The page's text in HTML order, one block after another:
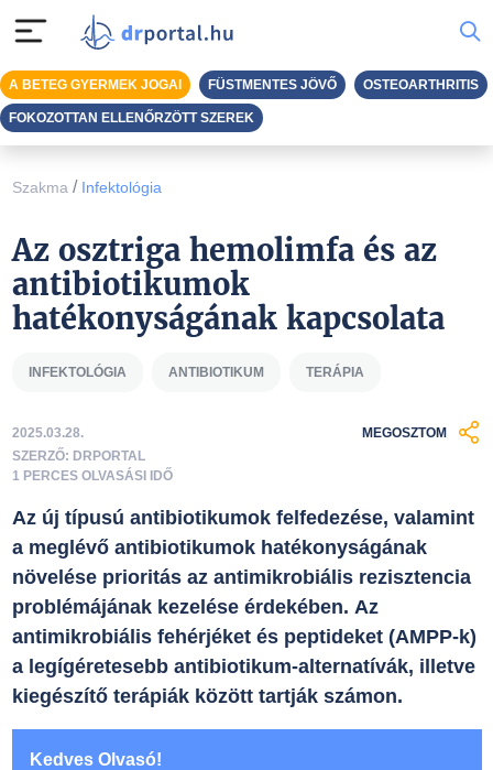
Szakma / Infektológia
Az osztriga hemolimfa és az
antibiotikumok
hatékonyságának kapcsolata
INFEKTOLÓGIA ANTIBIOTIKUM TERÁPIA
2025.03.28.
SZERZŐ: DRPORTAL
1 PERCES OLVASÁSI IDŐ
MEGOSZTOM
Az új típusú antibiotikumok felfedezése, valamint
a meglévő antibiotikumok hatékonyságának
növelése prioritás az antimikrobiális rezisztencia
problémájának kezelése érdekében. Az
antimikrobiális fehérjéket és peptideket (AMPP-k)
a legígéretesebb antibiotikum-alternatívák, illetve
kiegészítő terápiák között tartják számon.
Kedves Olvasó!
A BETEG GYERMEK JOGAI FÜSTMENTES JÖVŐ OSTEOARTHRITIS
FOKOZOTTAN ELLENŐRZÖTT SZEREK